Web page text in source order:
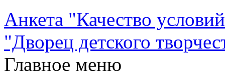
Анкета "Качество
"Дворец детского
Главное меню